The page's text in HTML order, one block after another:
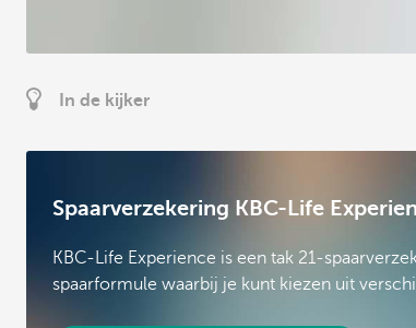
In de kijker
Spaarverzekering KBC-Life
KBC-Life Experience is een tak 21-
spaarformule waarbij je kunt kiezen uit